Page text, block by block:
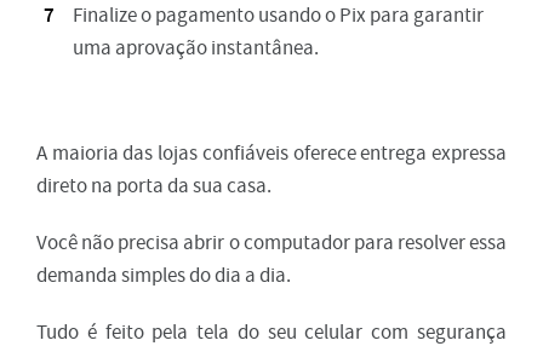
Finalize o pagamento usando o Pix para garantir
uma aprovação instantânea.
A maioria das lojas confiáveis oferece entrega expressa
direto na porta da sua casa.
Você não precisa abrir o computador para resolver essa
demanda simples do dia a dia.
Tudo é feito pela tela do seu celular com segurança